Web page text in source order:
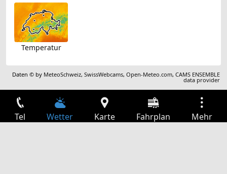
Temperatur
Daten © by MeteoSchweiz,SwissWebcams,Open-Meteo.com,CAMS ENSEMBLE
data provider
Tel Wetter Karte Fahrplan Mehr